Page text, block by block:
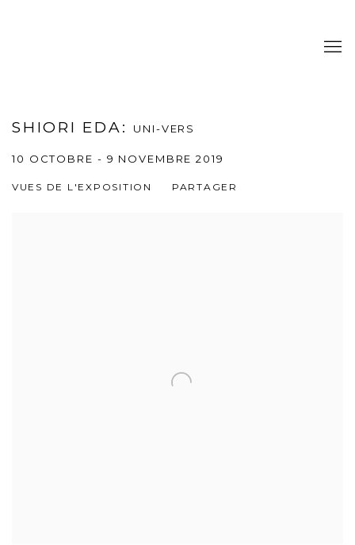
SHIORI EDA: UNI-VERS
10 OCTOBRE - 9 NOVEMBRE 2019
VUES DE L'EXPOSITION PARTAGER